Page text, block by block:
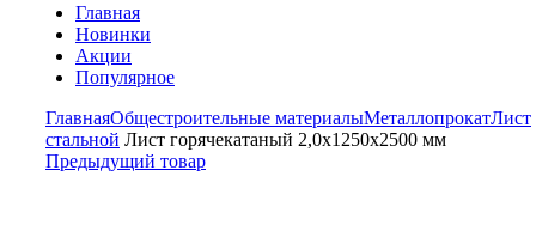
Главная
Новинки
Акции
Популярное
ГлавнаяОбщестроительные материалыМеталлопрокатЛист
стальной Лист горячекатаный 2,0х1250х2500 мм
Предыдущий товар